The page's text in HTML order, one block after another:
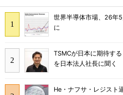
世界半導体市場、26
に
TSMCが日本に期待す
を日本法人社長に聞く
He・ナフサ・レジス